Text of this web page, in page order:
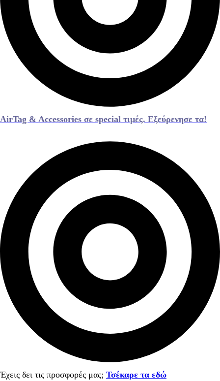
AirTag & Accessories σε special τιμές. Εξεύρενησε τα!
Έχεις δει τις προσφορές μας; Τσέκαρε τα εδώ